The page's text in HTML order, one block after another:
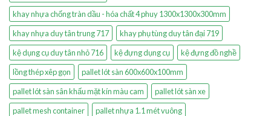
khay nhựa chống tràn dầu - hóa chất 4 phuy 1300x1300x300mm
khay nhựa duy tân trung 717
khay phụ tùng duy tân đại 719
kệ dụng cụ duy tân nhỏ 716
kệ đựng dụng cụ
kệ đựng đồ nghề
lồng thép xêp gọn
pallet lót sàn 600x600x100mm
pallet lót sàn sân khấu mặt kín màu cam
pallet lót sàn xe
pallet mesh container
pallet nhựa 1.1 mét vuông